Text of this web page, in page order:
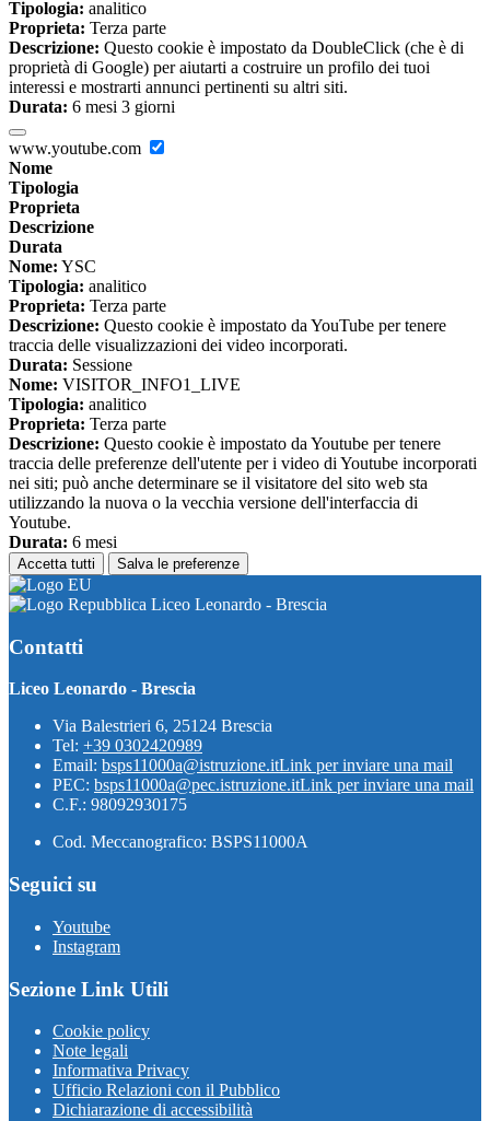
Tipologia: analitico
Proprieta: Terza parte
Descrizione: Questo cookie è impostato da DoubleClick (che è di
proprietà di Google) per aiutarti a costruire un profilo dei tuoi
interessi e mostrarti annunci pertinenti su altri siti.
Durata: 6 mesi 3 giorni
www.youtube.com
Nome
Tipologia
Proprieta
Descrizione
Durata
Nome: YSC
Tipologia: analitico
Proprieta: Terza parte
Descrizione: Questo cookie è impostato da YouTube per tenere
traccia delle visualizzazioni dei video incorporati.
Durata: Sessione
Nome: VISITOR_INFO1_LIVE
Tipologia: analitico
Proprieta: Terza parte
Descrizione: Questo cookie è impostato da Youtube per tenere
traccia delle preferenze dell'utente per i video di Youtube incorporati
nei siti; può anche determinare se il visitatore del sito web sta
utilizzando la nuova o la vecchia versione dell'interfaccia di
Youtube.
Durata: 6 mesi
Accetta tutti Salva le preferenze
Liceo Leonardo - Brescia
Contatti
Liceo Leonardo - Brescia
Via Balestrieri 6, 25124 Brescia
Tel: +39 0302420989
Email: bsps11000a@istruzione.itLink per inviare una mail
PEC: bsps11000a@pec.istruzione.itLink per inviare una mail
C.F.: 98092930175
Cod. Meccanografico: BSPS11000A
Seguici su
Youtube
Instagram
Sezione Link Utili
Cookie policy
Note legali
Informativa Privacy
Ufficio Relazioni con il Pubblico
Dichiarazione di accessibilità